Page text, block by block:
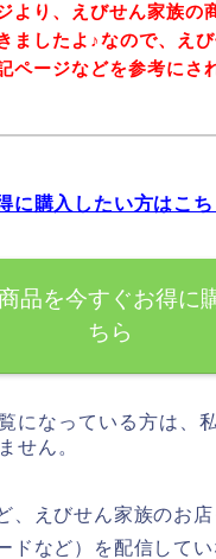
より、えびせん家族の
ましたよ♪なので、え
ページなどを参考にさ
に購入したい方はこち
品を今すぐお得に
ちら
になっている方は、
せん。
、えびせん家族のお
ドなど）を配信して